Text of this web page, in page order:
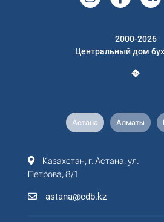
2000-2026
Центральный дом
Астана Алматы
Казахстан, г. Астана, ул.
Петрова, 8/1
astana@cdb.kz